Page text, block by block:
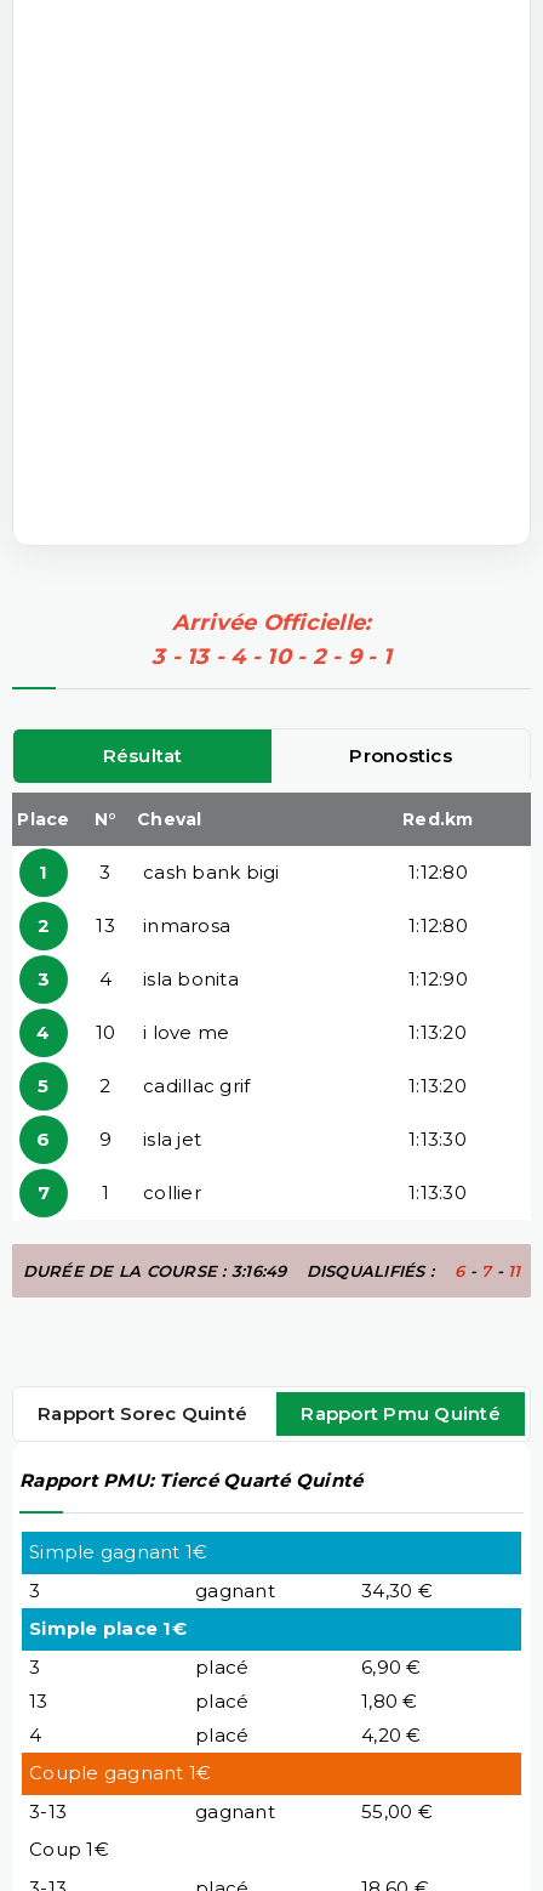
Arrivée Officielle:
3 - 13 - 4 - 10 - 2 - 9 - 1
Résultat Pronostics
Place N° Cheval Red.km
1 3 cash bank bigi 1:12:80
2 13 inmarosa 1:12:80
3 4 isla bonita 1:12:90
4 10 i love me 1:13:20
5 2 cadillac grif 1:13:20
6 9 isla jet 1:13:30
7 1 collier 1:13:30
DURÉE DE LA COURSE : 3:16:49 DISQUALIFIÉS : 6- 7- 11
Rapport Sorec Quinté Rapport Pmu Quinté
Rapport PMU: Tiercé Quarté Quinté
Simple gagnant 1€
3
gagnant
34,30 €
Simple place 1€
3
placé
6,90 €
13
placé
1,80 €
4
placé
4,20 €
Couple gagnant 1€
3-13
gagnant
55,00 €
Coup 1€